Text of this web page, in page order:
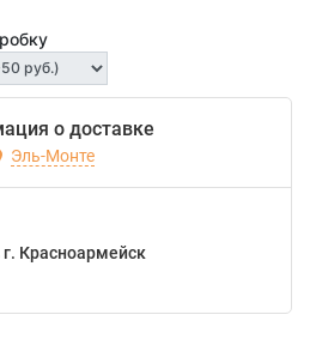
о доставке
Эль-Монте
Красноармейск